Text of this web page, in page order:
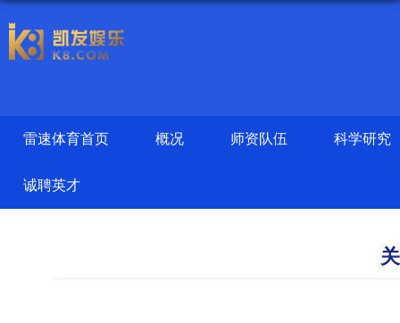
雷速体育首页 概况 师资队伍 科学研究
诚聘英才